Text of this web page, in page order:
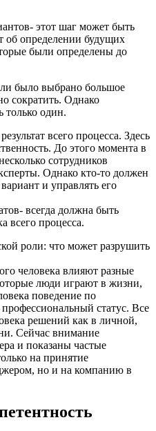
этот шаг может быть
об определении будущих
были определены до
было выбрано большое
сократить. Однако
один.
всего процесса. Здесь
До этого момента в
сотрудников
Однако кто-то должен
и управлять его
всегда должна быть
всего процесса.
роли: что может разрушить
человека влияют разные
люди играют в жизни,
поведение по
статус. Все
решений как в личной,
Сейчас внимание
и показаны частые
на принятие
но и на компанию в